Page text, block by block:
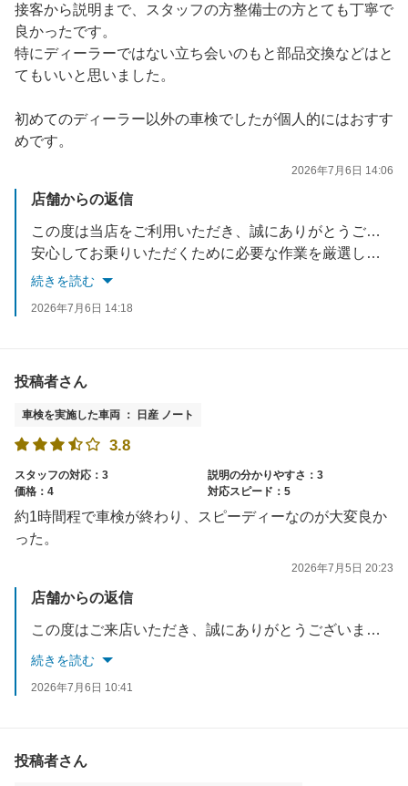
接客から説明まで、スタッフの方整備士の方とても丁寧で
良かったです。
特にディーラーではない立ち会いのもと部品交換などはと
てもいいと思いました。
初めてのディーラー以外の車検でしたが個人的にはおすす
めです。
2026年7月6日 14:06
店舗からの返信
この度は当店をご利用いただき、誠にありがとうございました。
安心してお乗りいただくために必要な作業を厳選し、一つひとつのコストにもご納得いただけるよう努めております。
今後もお車の状態に合わせて最適なご提案をさせていただきますので、ぜひまたお気軽にご相談ください。
続きを読む
2026年7月6日 14:18
投稿者さん
車検を実施した車両 ： 日産 ノート
3.8
スタッフの対応：3
説明の分かりやすさ：3
価格：4
対応スピード：5
約1時間程で車検が終わり、スピーディーなのが大変良か
った。
2026年7月5日 20:23
店舗からの返信
この度はご来店いただき、誠にありがとうございました。ご満足して頂き大変光栄に思います。ご評価いただけなかった部分について、再度見直しを図り今後の取り組みに精進いたします。またのご利用心よりお待ちしております。
続きを読む
2026年7月6日 10:41
投稿者さん